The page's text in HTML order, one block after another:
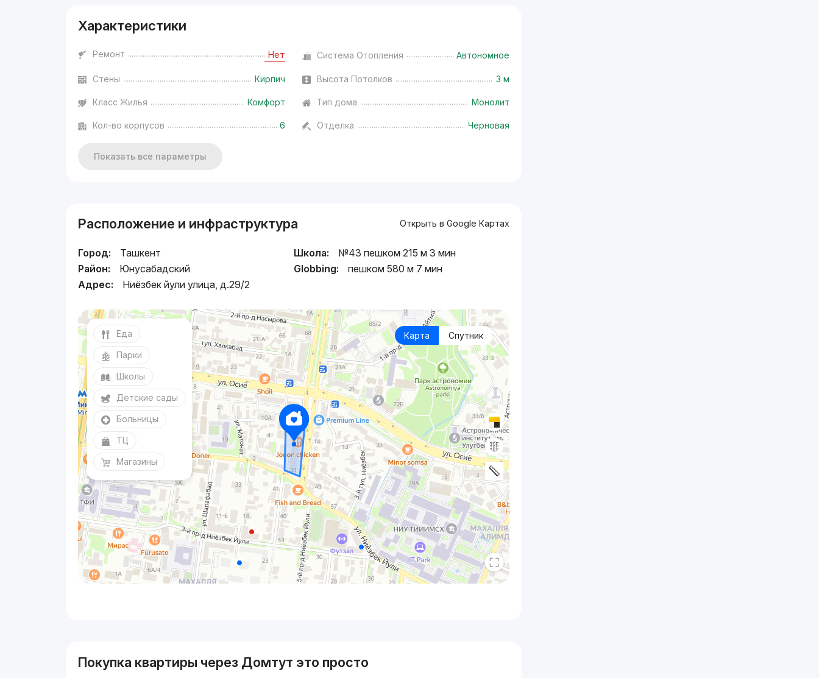
Характеристики
Ремонт Нет Система Отопления Автономное
Стены Кирпич Высота Потолков 3 м
Класс Жилья Комфорт Тип дома Монолит
Кол-во корпусов 6 Отделка Черновая
Показать все параметры
Расположение и инфраструктура Открыть в Google Картах
Город:
Ташкент
Район:
Юнусабадский
Адрес:
Ниёзбек йули улица, д.29/2
Школа:
№43 пешком 215 м 3 мин
Globbing:
пешком 580 м 7 мин
Карта Спутник
Еда
Парки
Школы
Детские сады
Больницы
ТЦ
Магазины
Покупка квартиры через Домтут это просто